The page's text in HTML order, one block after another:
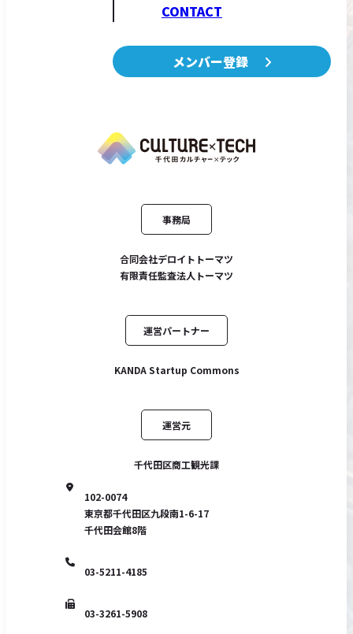
CONTACT
メンバー登録
事務局
合同会社デロイトトーマツ
有限責任監査法人トーマツ
運営パートナー
KANDA Startup Commons
運営元
千代田区商工観光課
102-0074
東京都千代田区九段南1-6-17
千代田会館8階
03-5211-4185
03-3261-5908